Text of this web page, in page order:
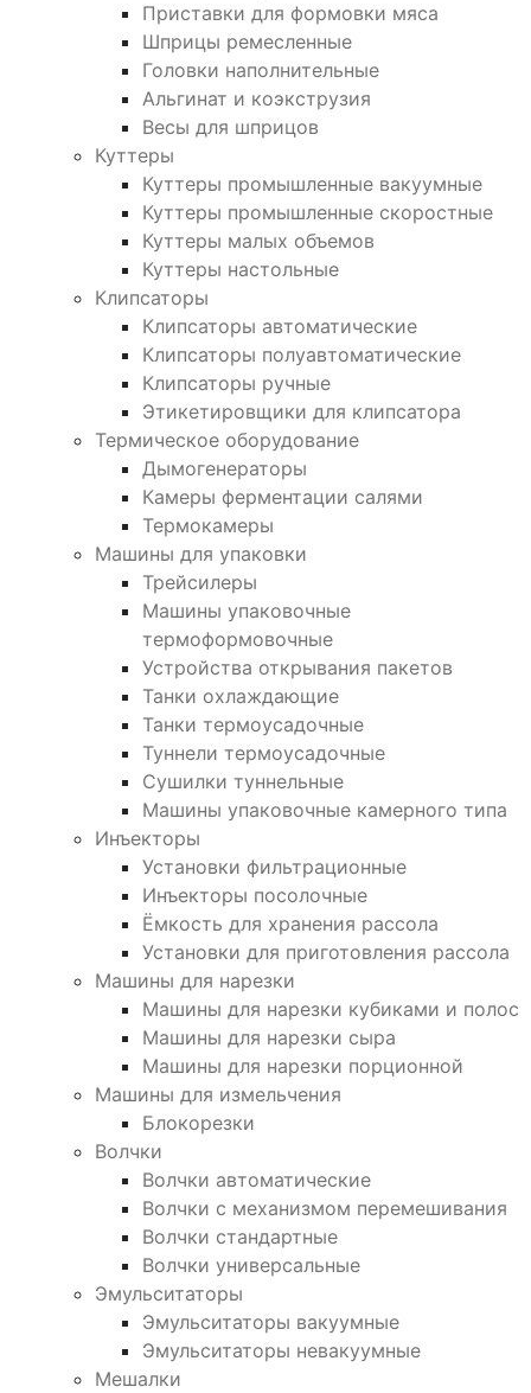
Приставки для формовки мяса
Шприцы ремесленные
Головки наполнительные
Альгинат и коэкструзия
Весы для шприцов
Куттеры
Куттеры промышленные вакуумные
Куттеры промышленные скоростные
Куттеры малых объемов
Куттеры настольные
Клипсаторы
Клипсаторы автоматические
Клипсаторы полуавтоматические
Клипсаторы ручные
Этикетировщики для клипсатора
Термическое оборудование
Дымогенераторы
Камеры ферментации салями
Термокамеры
Машины для упаковки
Трейсилеры
Машины упаковочные
термоформовочные
Устройства открывания пакетов
Танки охлаждающие
Танки термоусадочные
Туннели термоусадочные
Сушилки туннельные
Машины упаковочные камерного типа
Инъекторы
Установки фильтрационные
Инъекторы посолочные
Ёмкость для хранения рассола
Установки для приготовления рассола
Машины для нарезки
Машины для нарезки кубиками и полос
Машины для нарезки сыра
Машины для нарезки порционной
Машины для измельчения
Блокорезки
Волчки
Волчки автоматические
Волчки с механизмом перемешивания
Волчки стандартные
Волчки универсальные
Эмульситаторы
Эмульситаторы вакуумные
Эмульситаторы невакуумные
Мешалки